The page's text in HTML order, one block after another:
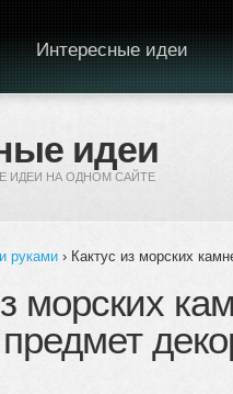
идеи
ИДЕИ НА ОДНОМ САЙТЕ
Интересные идеи
руками › Кактус из морских
морских